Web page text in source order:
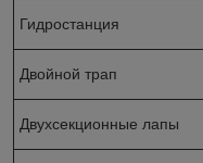
Гидростанция
Двойной трап
Двухсекционные лапы